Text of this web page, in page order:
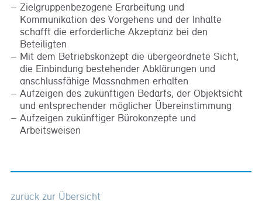
Zielgruppenbezogene Erarbeitung und
Kommunikation des Vorgehens und der Inhalte
schafft die erforderliche Akzeptanz bei den
Beteiligten
Mit dem Betriebskonzept die übergeordnete Sicht,
die Einbindung bestehender Abklärungen und
anschlussfähige Massnahmen erhalten
Aufzeigen des zukünftigen Bedarfs, der Objektsicht
und entsprechender möglicher Übereinstimmung
Aufzeigen zukünftiger Bürokonzepte und
Arbeitsweisen
zurück zur Übersicht